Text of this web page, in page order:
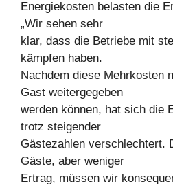
Energiekosten belasten die
„Wir sehen sehr
klar, dass die Betriebe mit
kämpfen haben.
Nachdem diese Mehrkosten
Gast weitergegeben
werden können, hat sich die
trotz steigender
Gästezahlen verschlechtert.
Gäste, aber weniger
Ertrag, müssen wir